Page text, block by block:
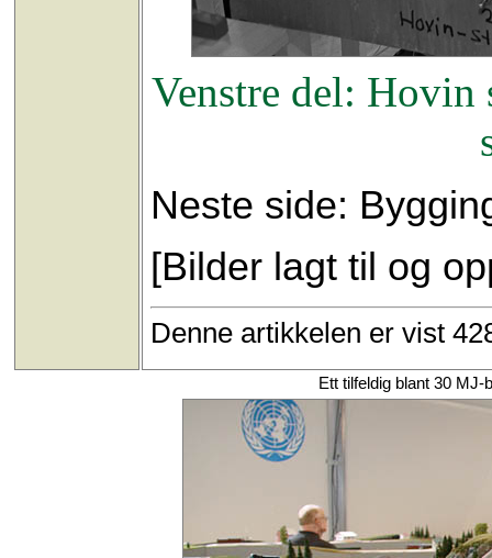
Venstre del: Hovin
Neste side:
[Bilder lagt til og
Denne artikkelen er vist
Ett tilfeldig blant 30